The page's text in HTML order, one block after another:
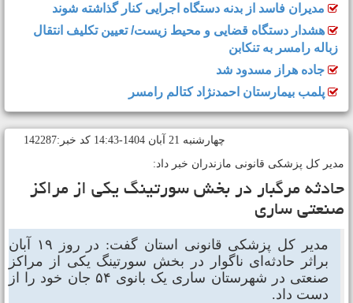
مدیران فاسد از بدنه دستگاه اجرایی کنار گذاشته شوند
هشدار دستگاه قضایی و محیط زیست/ تعیین تکلیف انتقال
زباله رامسر به تنکابن
جاده هراز مسدود شد
پلمب بیمارستان احمدنژاد کتالم رامسر
چهارشنبه 21 آبان 1404-14:43 کد خبر:142287
کل پزشکی قانونی مازندران خبر داد:
مرگبار در بخش سورتینگ یکی از مراکز
ساری
مدیر کل پزشکی قانونی استان گفت: در روز ۱۹ آبان
براثر حادثه‌ای ناگوار در بخش سورتینگ یکی از مراکز
صنعتی در شهرستان ساری یک بانوی ۵۴ جان خود را از
دست داد.